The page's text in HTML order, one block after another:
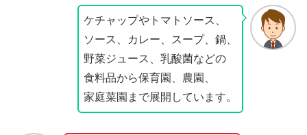
ケチャップやトマトソース、
ソース、カレー、スープ、鍋、
野菜ジュース、乳酸菌などの
食料品から保育園、農園、
家庭菜園まで展開しています。